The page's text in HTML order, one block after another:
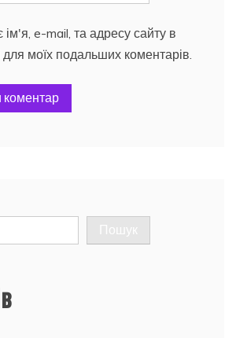
e-mail, та адресу сайту в
для моїх подальших коментарів.
Пошук